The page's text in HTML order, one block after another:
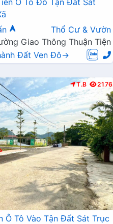
Thổ Cư & Vườn
Giao Thông Thuận Tiện
Đất Ven Đô→
T.B 2176
Ô Tô Vào Tận Đất Sát Trục